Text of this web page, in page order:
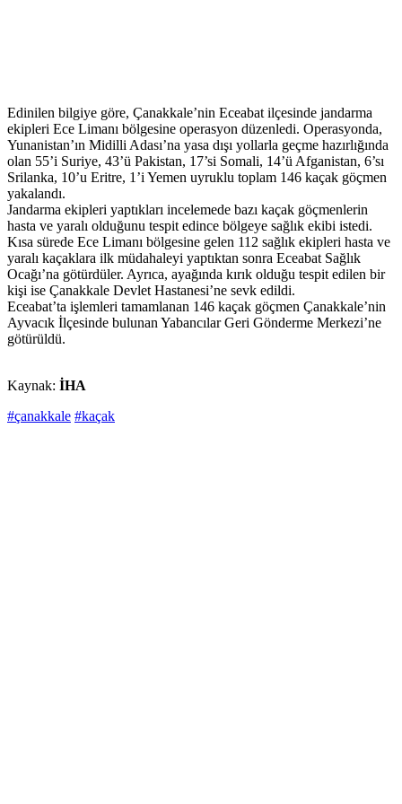
Edinilen bilgiye göre, Çanakkale’nin Eceabat ilçesinde jandarma
ekipleri Ece Limanı bölgesine operasyon düzenledi. Operasyonda,
Yunanistan’ın Midilli Adası’na yasa dışı yollarla geçme hazırlığında
olan 55’i Suriye, 43’ü Pakistan, 17’si Somali, 14’ü Afganistan, 6’sı
Srilanka, 10’u Eritre, 1’i Yemen uyruklu toplam 146 kaçak göçmen
yakalandı.
Jandarma ekipleri yaptıkları incelemede bazı kaçak göçmenlerin
hasta ve yaralı olduğunu tespit edince bölgeye sağlık ekibi istedi.
Kısa sürede Ece Limanı bölgesine gelen 112 sağlık ekipleri hasta ve
yaralı kaçaklara ilk müdahaleyi yaptıktan sonra Eceabat Sağlık
Ocağı’na götürdüler. Ayrıca, ayağında kırık olduğu tespit edilen bir
kişi ise Çanakkale Devlet Hastanesi’ne sevk edildi.
Eceabat’ta işlemleri tamamlanan 146 kaçak göçmen Çanakkale’nin
Ayvacık İlçesinde bulunan Yabancılar Geri Gönderme Merkezi’ne
götürüldü.
Kaynak: İHA
#çanakkale #kaçak